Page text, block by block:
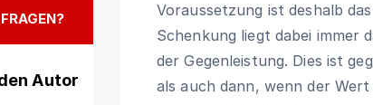
Autor
Voraussetzung ist deshalb
Schenkung liegt dabei immer
der Gegenleistung. Dies ist
als auch dann, wenn der